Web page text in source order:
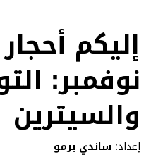
إليكم
نوفمبر:
والسيترين
إعداد: ساندي برمو